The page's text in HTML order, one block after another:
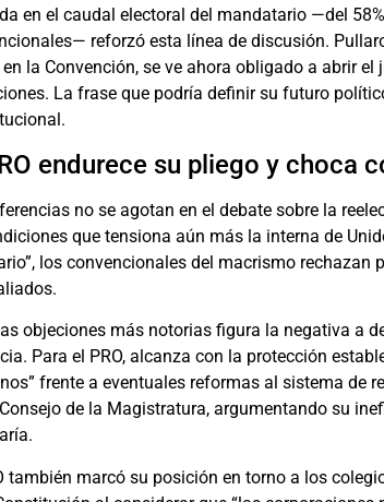
en el caudal electoral del mandatario —del
reforzó esta línea de discusión.
la Convención, se ve ahora obligado a abrir
La frase que podría definir su futuro
endurece su pliego y choca
no se agotan en el debate sobre la
que tensiona aún más la interna de
los convencionales del macrismo
objeciones más notorias figura la negativa a
Para el PRO, alcanza con la protección
frente a eventuales reformas al sistema de
de la Magistratura, argumentando su
también marcó su posición en torno a los